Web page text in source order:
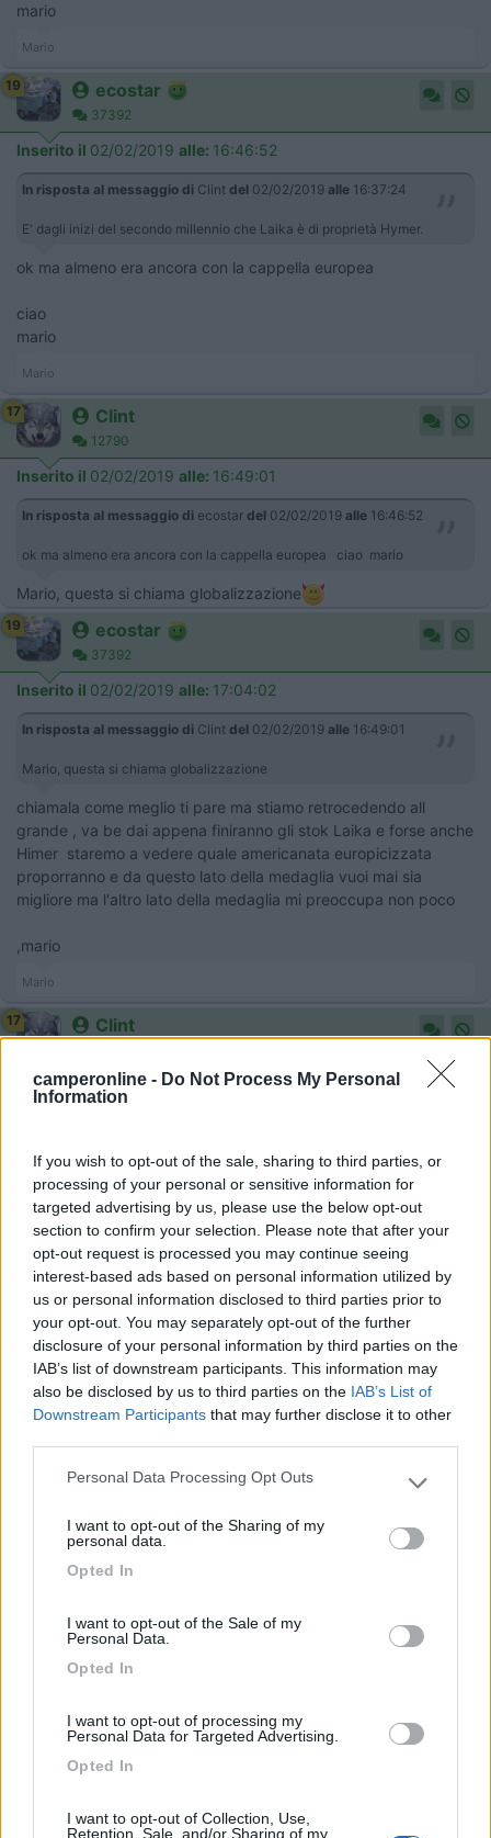
camperonline - Do Not Process My Personal
Information
If you wish to opt-out of the sale, sharing to third parties, or
processing of your personal or sensitive information for
targeted advertising by us, please use the below opt-out
section to confirm your selection. Please note that after your
opt-out request is processed you may continue seeing
interest-based ads based on personal information utilized by
us or personal information disclosed to third parties prior to
your opt-out. You may separately opt-out of the further
disclosure of your personal information by third parties on the
IAB’s list of downstream participants. This information may
also be disclosed by us to third parties on the IAB’s List of
Downstream Participants that may further disclose it to other
Please note that this website/app uses one or more Google
not limited to your visit or usage behaviour. You may click to
use your data for below specified purposes in below Google
Personal Data Processing Opt Outs
I want to opt-out of the Sharing of my
personal data.
Opted In
I want to opt-out of the Sale of my
Personal Data.
Opted In
I want to opt-out of processing my
Personal Data for Targeted Advertising.
Opted In
I want to opt-out of Collection, Use,
Retention, Sale, and/or Sharing of my
mario
Mario
19 ecostar
37392
Inserito il 02/02/2019 alle: 16:46:52
In risposta al messaggio di Clint del 02/02/2019 alle 16:37:24
E' dagli inizi del secondo millennio che Laika è di proprietà Hymer.
ok ma almeno era ancora con la cappella europea
ciao
mario
Mario
17 Clint
12790
Inserito il 02/02/2019 alle: 16:49:01
In risposta al messaggio di ecostar del 02/02/2019 alle 16:46:52
ok ma almeno era ancora con la cappella europea ciao mario
Mario, questa si chiama globalizzazione
19 ecostar
37392
Inserito il 02/02/2019 alle: 17:04:02
In risposta al messaggio di Clint del 02/02/2019 alle 16:49:01
Mario, questa si chiama globalizzazione
chiamala come meglio ti pare ma stiamo retrocedendo all
grande , va be dai appena finiranno gli stok Laika e forse anche
Himer staremo a vedere quale americanata europicizzata
proporranno e da questo lato della medaglia vuoi mai sia
migliore ma l'altro lato della medaglia mi preoccupa non poco
,mario
Mario
17 Clint
Inserito il02/02/2019 alle:17:07:31
chiamala come meglio ti pare ma stiamo retrocedendo all grande , va be
dai appena finiranno gli stok Laika e forse anche Himer staremo a
vedere quale americanata europicizzata proporranno e da questo lato
della medaglia vuoi mai sia migliore ma l'altro lato della medaglia mi
preoccupa non poco ,mario
In tutta sincerità la vedo molto male....
ezio59
-
Inserito il02/02/2019 alle:21:06:52
Non è assolutamente vero che Hymer si è americanizzata !